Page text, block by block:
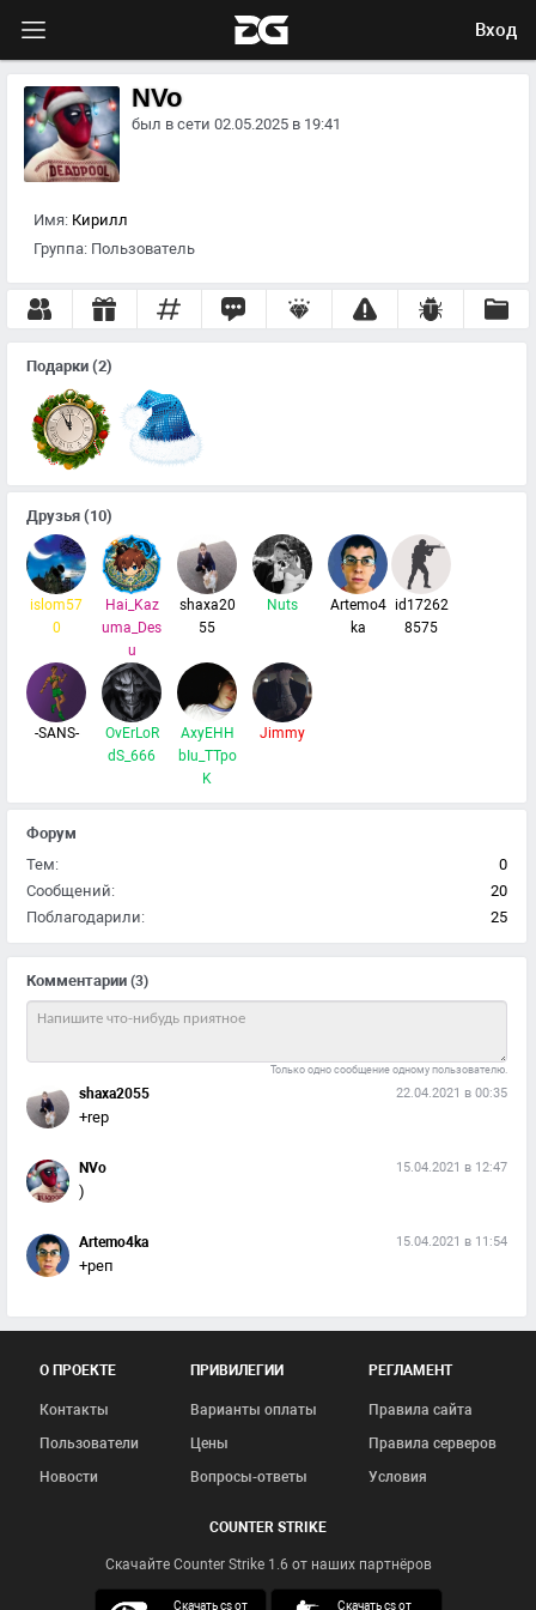
Вход
Имя: Кирилл
Группа: Пользователь
NVo
был в сети 02.05.2025 в 19:41
Комментарии (3)
Только одно сообщение одному пользователю.
shaxa2055 22.04.2021 в 00:35
+rep
NVo 15.04.2021 в 12:47
)
Artemo4ka 15.04.2021 в 11:54
+реп
Подарки (2)
Друзья (10)
islom57
0
Hai_Kaz
uma_Des
u
shaxa20
55
Nuts
Artemo4
ka
id17262
8575
-SANS-
OvErLoR
dS_666
AxyEHH
bIu_TTpo
K
Jimmy
Форум
Тем:
0
Сообщений:
20
Поблагодарили:
25
О ПРОЕКТЕ
Контакты
Пользователи
Новости
ПРИВИЛЕГИИ
Варианты оплаты
Цены
Вопросы-ответы
РЕГЛАМЕНТ
Правила сайта
Правила серверов
Условия
COUNTER STRIKE
Скачайте Counter Strike 1.6 от наших партнёров
Скачать cs от скачать кс 1.6
Скачать cs от